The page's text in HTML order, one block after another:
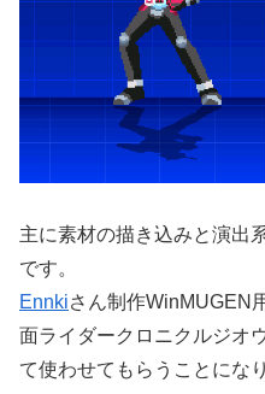
主に素材の描き込みと演出
です。
Ennkiさん制作WinMUGEN
面ライダークロニクルジオ
て使わせてもらうことにな